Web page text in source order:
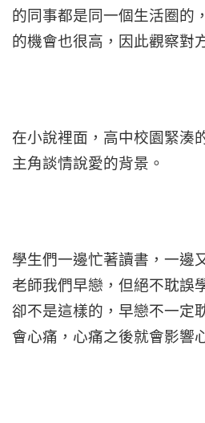
的同事都是同一個生活圈的
的機會也很高，因此觀察對
在小說裡面，高中校園緊湊
主角談情說愛的背景。
學生們一邊忙著讀書，一邊
老師我們早戀，但絕不耽誤
卻不是這樣的，早戀不一定
會心痛，心痛之後就會影響